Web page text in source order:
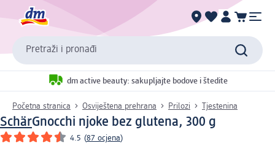
Pretraži i pronađi
dm active beauty: sakupljajte bodove i štedite
Početna stranica Osviještena prehrana Prilozi Tjestenina
SchärGnocchi njoke bez glutena, 300 g
4.5 (87 ocjena)